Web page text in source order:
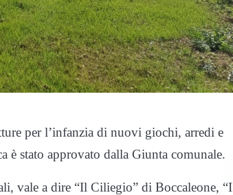
per l’infanzia di nuovi giochi, arredi e
è stato approvato dalla Giunta comunale.
vale a dire “Il Ciliegio” di Boccaleone, “I